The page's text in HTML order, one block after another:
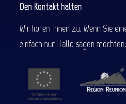
Den Kontakt halten
Wir hören Ihnen zu. Wenn Sie
einfach nur Hallo sagen möchten.